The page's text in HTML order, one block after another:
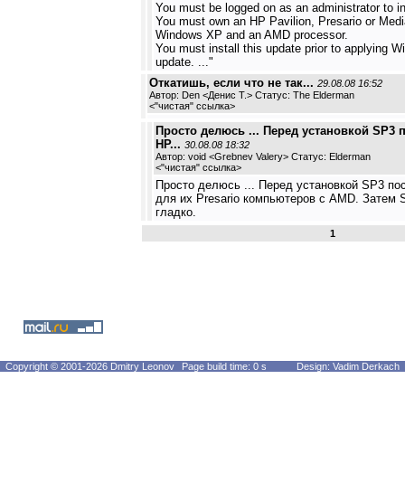
You must be logged on as an administrator to
You must own an HP Pavilion, Presario or
Windows XP and an AMD processor.
You must install this update prior to applying
update. ..."
Откатишь, если что не так... 29.08.08 16:52
Автор: Den <Денис Т.> Статус: The Elderman
<"чистая" ссылка>
Просто делюсь ... Перед установкой SP3
HP... 30.08.08 18:32
Автор: void <Grebnev Valery> Статус: Elderman
<"чистая" ссылка>
Просто делюсь ... Перед установкой SP3
для их Presario компьютеров с AMD. Затем
гладко.
1
Copyright © 2001-2026 Dmitry Leonov Page build time: 0 s Design: Vadim Derkach